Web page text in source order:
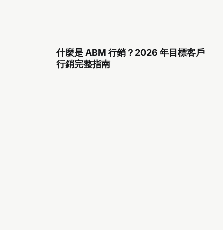
什麼是 ABM 行銷？2026 年目標客戶
行銷完整指南